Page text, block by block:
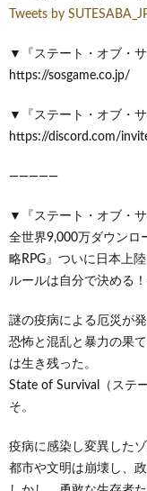
Tweets by
▼『ステート・オブ・
https://sosgame.co.jp/
▼『ステート・オブ・
https://discord.com/
—————
▼『ステート・オブ・
全世界9,000万ダウンロ
略RPG』ついに日本上陸
ルールは自分で決める
謎の疫病による厄災が
恐怖と混乱と暴力の果
は生き残った。
State of Survival（ステ
そ。
疫病に感染し変異した
都市や文明は崩壊し、